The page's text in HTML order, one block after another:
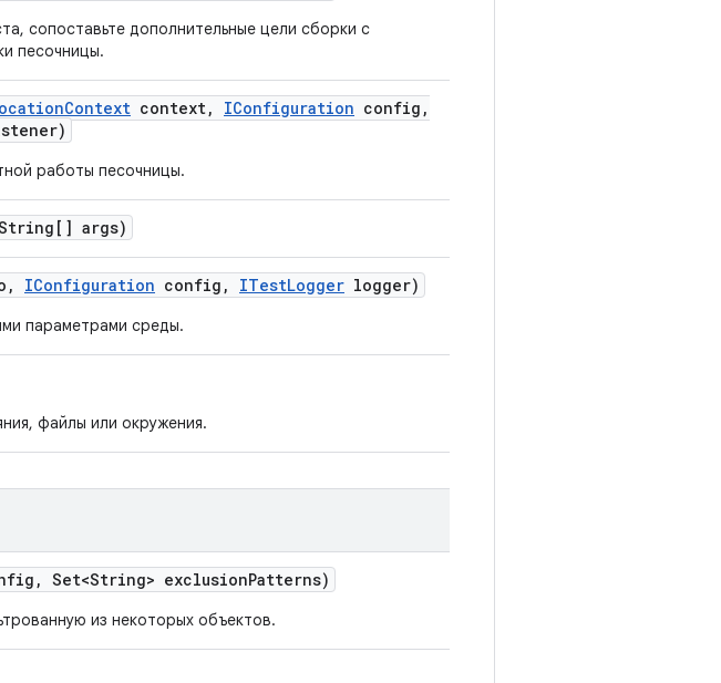
сопоставьте дополнительные цели сборки с
песочницы.
Context context, IConfiguration config ,
работы песочницы.
args)
, IConfiguration config , ITestLogger logger)
параметрами среды.
файлы или окружения.
, Set<String> exclusionPatterns)
из некоторых объектов.